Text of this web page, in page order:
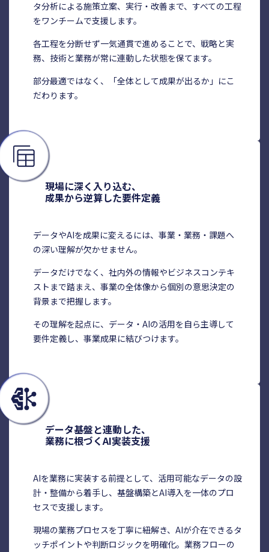
タ分析による施策立案、実行・改善まで、すべての工程
をワンチームで支援します。
各工程を分断せず一気通貫で進めることで、戦略と実
務、技術と業務が常に連動した状態を保てます。
部分最適ではなく、「全体として成果が出るか」にこ
だわります。
現場に深く入り込む、
成果から逆算した要件定義
データやAIを成果に変えるには、事業・業務・課題へ
の深い理解が欠かせません。
データだけでなく、社内外の情報やビジネスコンテキ
ストまで踏まえ、事業の全体像から個別の意思決定の
背景まで把握します。
その理解を起点に、データ・AIの活用を自ら主導して
要件定義し、事業成果に結びつけます。
データ基盤と連動した、
業務に根づくAI実装支援
AIを業務に実装する前提として、活用可能なデータの設
計・整備から着手し、基盤構築とAI導入を一体のプロ
セスで支援します。
現場の業務プロセスを丁寧に紐解き、AIが介在できるタ
ッチポイントや判断ロジックを明確化。業務フローの